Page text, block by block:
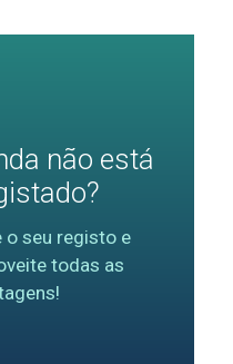
não está
o seu registo e
todas as